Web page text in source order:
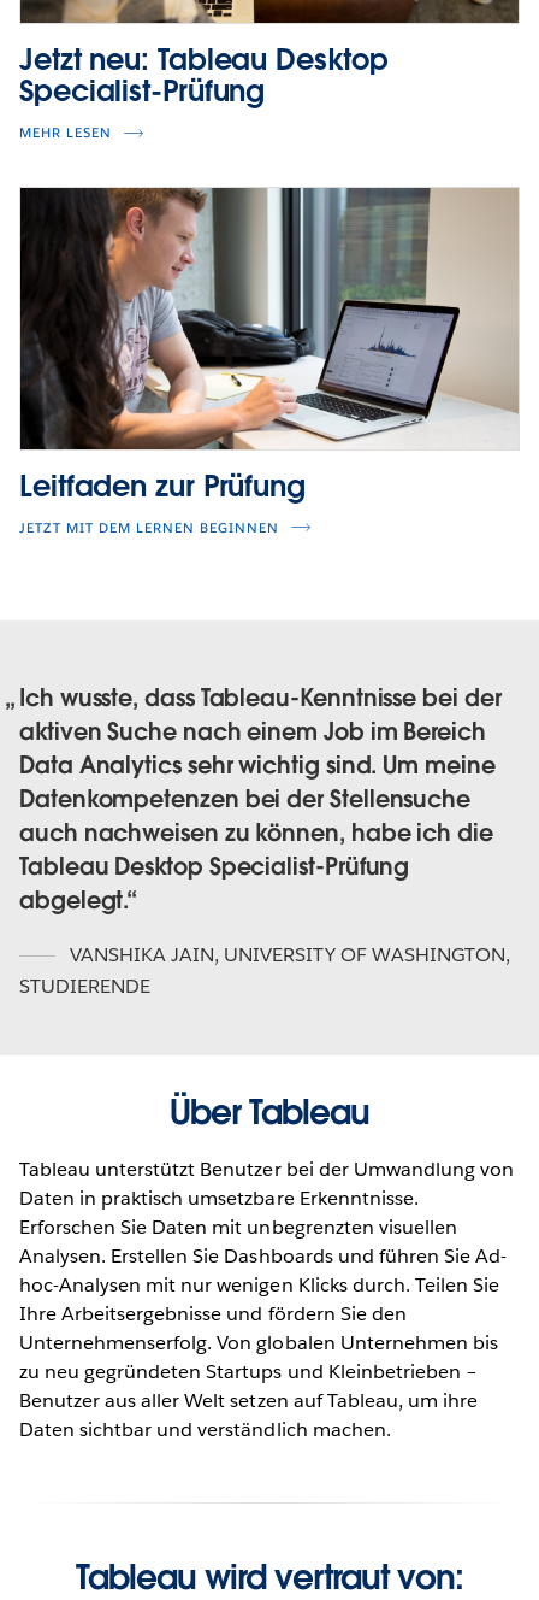
Jetzt neu: Tableau Desktop
Specialist-Prüfung
MEHR LESEN
Leitfaden zur Prüfung
JETZT MIT DEM LERNEN BEGINNEN
Ich wusste, dass Tableau-Kenntnisse bei der
aktiven Suche nach einem Job im Bereich
Data Analytics sehr wichtig sind. Um meine
Datenkompetenzen bei der Stellensuche
auch nachweisen zu können, habe ich die
Tableau Desktop Specialist-Prüfung
abgelegt.
VANSHIKA JAIN, UNIVERSITY OF WASHINGTON,
STUDIERENDE
Über Tableau
Tableau unterstützt Benutzer bei der Umwandlung von
Daten in praktisch umsetzbare Erkenntnisse.
Erforschen Sie Daten mit unbegrenzten visuellen
Analysen. Erstellen Sie Dashboards und führen Sie Ad-
hoc-Analysen mit nur wenigen Klicks durch. Teilen Sie
Ihre Arbeitsergebnisse und fördern Sie den
Unternehmenserfolg. Von globalen Unternehmen bis
zu neu gegründeten Startups und Kleinbetrieben –
Benutzer aus aller Welt setzen auf Tableau, um ihre
Daten sichtbar und verständlich machen.
Tableau wird vertraut von: